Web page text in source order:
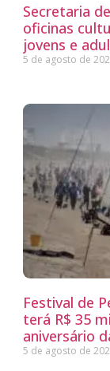
Secretaria
oficinas
jovens e
5 de agosto de
Festival de
terá R$ 35
aniversário
5 de agosto de